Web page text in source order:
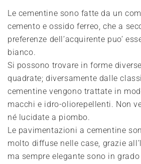
Le cementine sono fatte da un
cemento e ossido ferreo, che a
preferenze dell’acquirente puo’
bianco.
Si possono trovare in forme
quadrate; diversamente dalle
cementine vengono trattate in
macchi e idro-oliorepellenti. Non
né lucidate a piombo.
Le pavimentazioni a cementine
molto diffuse nelle case, grazie
ma sempre elegante sono in